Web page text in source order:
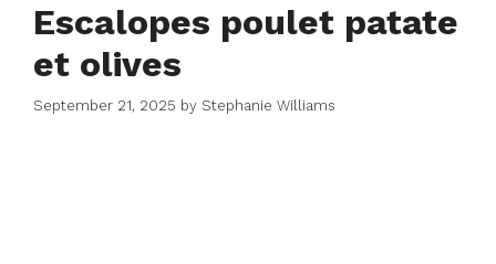
Escalopes poulet patate
et olives
September 21, 2025 by Stephanie Williams